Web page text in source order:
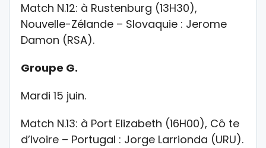
Match N.12: à Rustenburg (13H30),
Nouvelle-Zélande – Slovaquie : Jerome
Damon (RSA).
Groupe G.
Mardi 15 juin.
Match N.13: à Port Elizabeth (16H00), Cô te
d’Ivoire – Portugal : Jorge Larrionda (URU).